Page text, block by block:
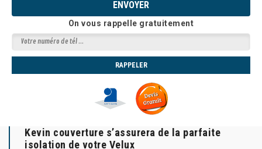
On vous rappelle gratuitement
Kevin couverture s’assurera de la parfaite
isolation de votre Velux